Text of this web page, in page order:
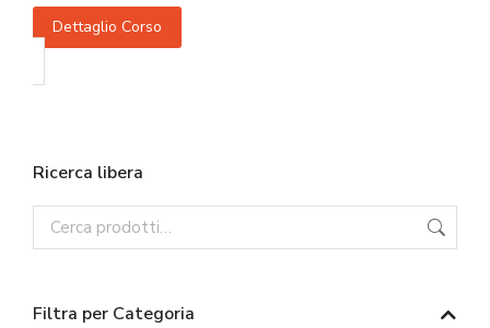
Dettaglio Corso
Ricerca libera
Filtra per Categoria